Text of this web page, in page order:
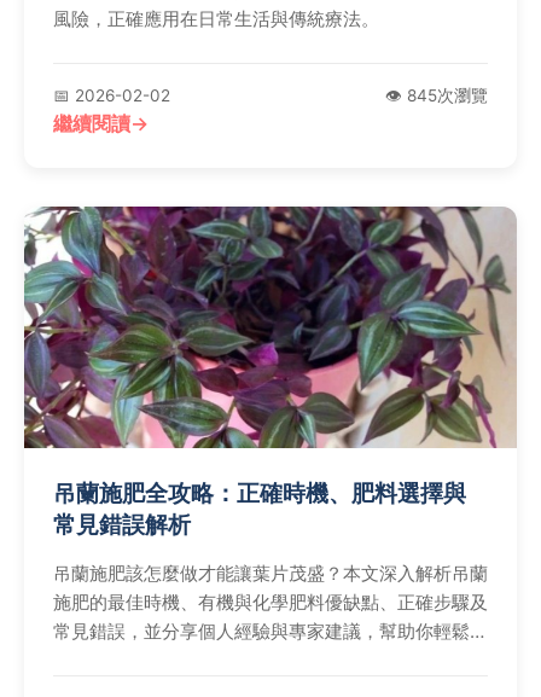
風險，正確應用在日常生活與傳統療法。
📅 2026-02-02 👁️ 845次瀏覽
繼續閱讀
吊蘭施肥全攻略：正確時機、肥料選擇與
常見錯誤解析
吊蘭施肥該怎麼做才能讓葉片茂盛？本文深入解析吊蘭
施肥的最佳時機、有機與化學肥料優缺點、正確步驟及
常見錯誤，並分享個人經驗與專家建議，幫助你輕鬆養